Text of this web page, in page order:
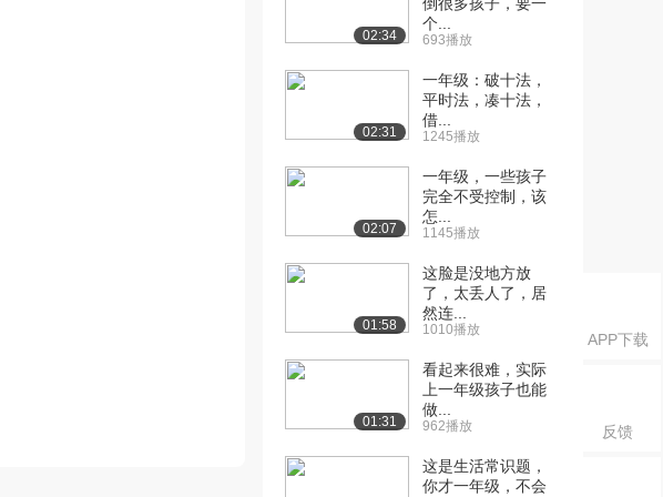
APP下载
反馈
02:34
个...
693播放
02:31
一年级：破十法，
平时法，凑十法，
借...
1245播放
02:07
一年级，一些孩子
完全不受控制，该
怎...
1145播放
01:58
这脸是没地方放
了，太丢人了，居
然连...
1010播放
01:31
看起来很难，实际
上一年级孩子也能
做...
962播放
这是生活常识题，
你才一年级，不会